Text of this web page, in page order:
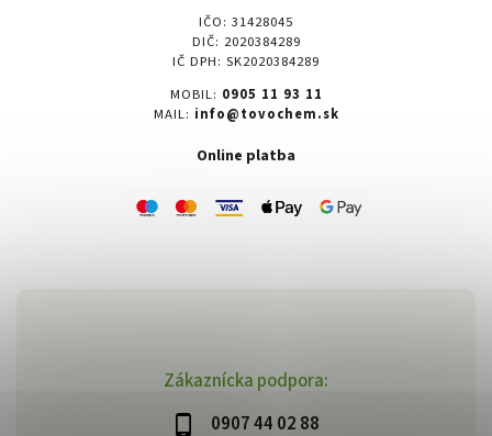
Zákaznícka podpora:
0907 44 02 88
IČO: 31428045
DIČ: 2020384289
IČ DPH: SK2020384289
MOBIL: 0905 11 93 11
MAIL: info@tovochem.sk
Online platba